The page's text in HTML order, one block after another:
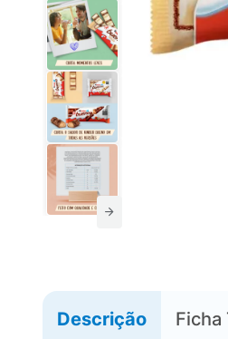
Descrição Ficha